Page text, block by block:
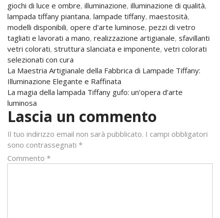
giochi di luce e ombre, illuminazione, illuminazione di qualità,
lampada tiffany piantana, lampade tiffany, maestosità,
modelli disponibili, opere d'arte luminose, pezzi di vetro
tagliati e lavorati a mano, realizzazione artigianale, sfavillanti
vetri colorati, struttura slanciata e imponente, vetri colorati
selezionati con cura
Navigazione
articoli
La Maestria Artigianale della Fabbrica di Lampade Tiffany:
Illuminazione Elegante e Raffinata
La magia della lampada Tiffany gufo: un’opera d’arte
luminosa
Lascia un commento
Il tuo indirizzo email non sarà pubblicato. I campi obbligatori
sono contrassegnati *
Commento *